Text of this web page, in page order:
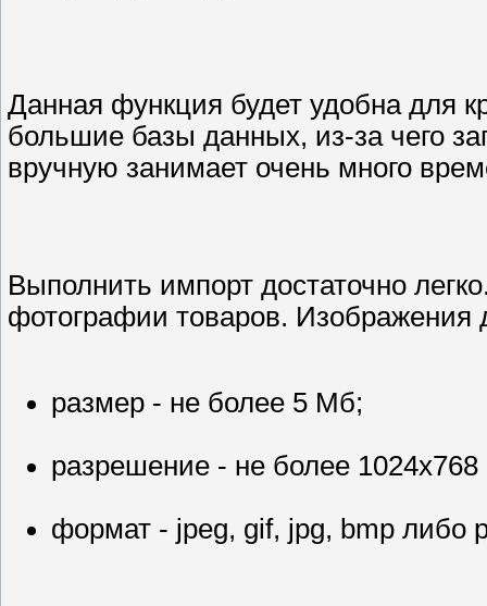
Данная функция будет удобна для
большие базы данных, из-за чего
вручную занимает очень много
Выполнить импорт достаточно
фотографии товаров.
размер - не более 5 Мб;
разрешение - не более
формат - jpeg, gif, jpg, bmp либо